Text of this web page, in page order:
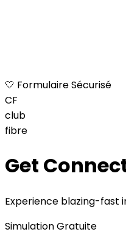
🤍 Formulaire Sécurisé
CF
club
fibre
Get
Experience blazing-fast
Simulation Gratuite